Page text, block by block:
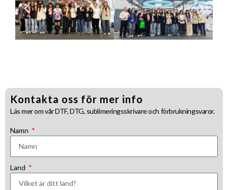
Kontakta oss för mer info
Läs mer om vår DTF, DTG, sublimeringsskrivare och förbrukningsvaror.
Namn
Land